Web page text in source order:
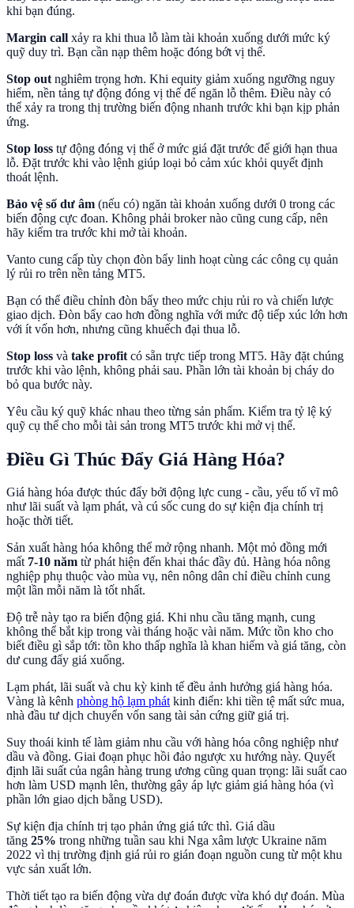
khi bạn đúng.
Margin call xảy ra khi thua lỗ làm tài khoản xuống dưới mức ký
quỹ duy trì. Bạn cần nạp thêm hoặc đóng bớt vị thế.
Stop out nghiêm trọng hơn. Khi equity giảm xuống ngưỡng nguy
hiểm, nền tảng tự động đóng vị thế để ngăn lỗ thêm. Điều này có
thể xảy ra trong thị trường biến động nhanh trước khi bạn kịp phản
ứng.
Stop loss tự động đóng vị thế ở mức giá đặt trước để giới hạn thua
lỗ. Đặt trước khi vào lệnh giúp loại bỏ cảm xúc khỏi quyết định
thoát lệnh.
Bảo vệ số dư âm (nếu có) ngăn tài khoản xuống dưới 0 trong các
biến động cực đoan. Không phải broker nào cũng cung cấp, nên
hãy kiểm tra trước khi mở tài khoản.
Vanto cung cấp tùy chọn đòn bẩy linh hoạt cùng các công cụ quản
lý rủi ro trên nền tảng MT5.
Bạn có thể điều chỉnh đòn bẩy theo mức chịu rủi ro và chiến lược
giao dịch. Đòn bẩy cao hơn đồng nghĩa với mức độ tiếp xúc lớn hơn
với ít vốn hơn, nhưng cũng khuếch đại thua lỗ.
Stop loss và take profit có sẵn trực tiếp trong MT5. Hãy đặt chúng
trước khi vào lệnh, không phải sau. Phần lớn tài khoản bị cháy do
bỏ qua bước này.
Yêu cầu ký quỹ khác nhau theo từng sản phẩm. Kiểm tra tỷ lệ ký
quỹ cụ thể cho mỗi tài sản trong MT5 trước khi mở vị thế.
Điều Gì Thúc Đẩy Giá Hàng Hóa?
Giá hàng hóa được thúc đẩy bởi động lực cung - cầu, yếu tố vĩ mô
như lãi suất và lạm phát, và cú sốc cung do sự kiện địa chính trị
hoặc thời tiết.
Sản xuất hàng hóa không thể mở rộng nhanh. Một mỏ đồng mới
mất 7-10 năm từ phát hiện đến khai thác đầy đủ. Hàng hóa nông
nghiệp phụ thuộc vào mùa vụ, nên nông dân chỉ điều chỉnh cung
một lần mỗi năm là tốt nhất.
Độ trễ này tạo ra biến động giá. Khi nhu cầu tăng mạnh, cung
không thể bắt kịp trong vài tháng hoặc vài năm. Mức tồn kho cho
biết điều gì sắp tới: tồn kho thấp nghĩa là khan hiếm và giá tăng, còn
dư cung đẩy giá xuống.
Lạm phát, lãi suất và chu kỳ kinh tế đều ảnh hưởng giá hàng hóa.
Vàng là kênh phòng hộ lạm phátkinh điển: khi tiền tệ mất sức mua,
nhà đầu tư dịch chuyển vốn sang tài sản cứng giữ giá trị.
Suy thoái kinh tế làm giảm nhu cầu với hàng hóa công nghiệp như
dầu và đồng. Giai đoạn phục hồi đảo ngược xu hướng này. Quyết
định lãi suất của ngân hàng trung ương cũng quan trọng: lãi suất cao
hơn làm USD mạnh lên, thường gây áp lực giảm giá hàng hóa (vì
phần lớn giao dịch bằng USD).
Sự kiện địa chính trị tạo phản ứng giá tức thì. Giá dầu
tăng 25% trong những tuần sau khi Nga xâm lược Ukraine năm
2022 vì thị trường định giá rủi ro gián đoạn nguồn cung từ một khu
vực sản xuất lớn.
Thời tiết tạo ra biến động vừa dự đoán được vừa khó dự đoán. Mùa